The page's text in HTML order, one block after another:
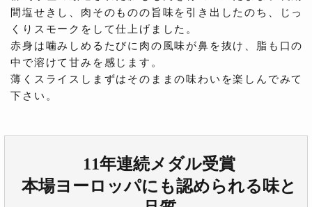
間塩せきし、肉そのものの旨味を引き出したのち、じっ
くりスモークをして仕上げました。
赤身は噛みしめるたびに肉の風味が鼻を抜け、脂も口の
中で溶けて甘みを感じます。
薄くスライスしまずはそのままの味わいを楽しんでみて
下さい。
11年連続メダル受賞
本場ヨーロッパにも認められる味と